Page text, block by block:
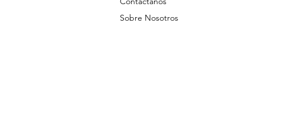
Sobre Nosotros